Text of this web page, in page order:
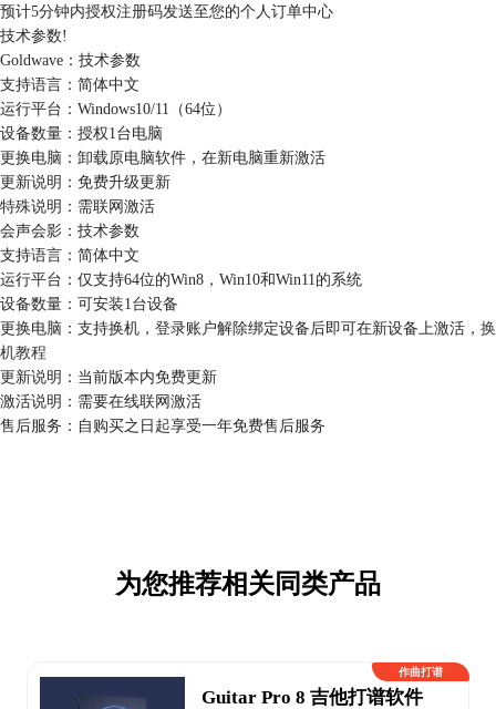
预计5分钟内授权注册码发送至您的个人订单中心
技术参数!
Goldwave： 技术参数
支持语言： 简体中文
运行平台： Windows10/11（64位）
设备数量： 授权1台电脑
更换电脑： 卸载原电脑软件，在新电脑重新激活
更新说明： 免费升级更新
特殊说明： 需联网激活
会声会影： 技术参数
支持语言： 简体中文
运行平台： 仅支持64位的Win8，Win10和Win11的系统
设备数量： 可安装1台设备
更换电脑： 支持换机，登录账户解除绑定设备后即可在新设备上激活， 换
机教程
更新说明： 当前版本内免费更新
激活说明： 需要在线联网激活
售后服务： 自购买之日起享受一年免费售后服务
为您推荐相关同类产品
Guitar Pro 8 吉他打谱软件
作曲打谱